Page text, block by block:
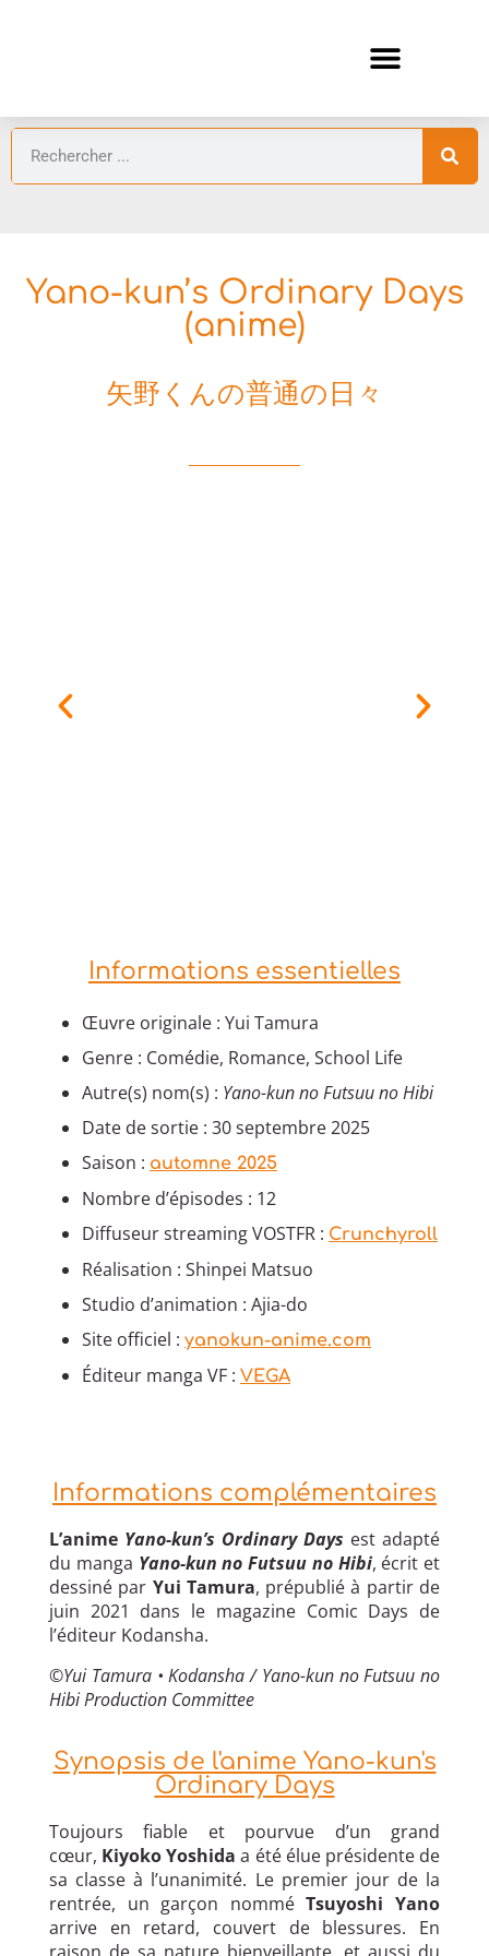
Yano-kun’s Ordinary Days
(anime)
矢野くんの普通の日々
Informations essentielles
Œuvre originale : Yui Tamura
Genre : Comédie, Romance, School Life
Autre(s) nom(s) : Yano-kun no Futsuu no Hibi
Date de sortie : 30 septembre 2025
Saison : automne 2025
Nombre d’épisodes : 12
Diffuseur streaming VOSTFR : Crunchyroll
Réalisation : Shinpei Matsuo
Studio d’animation : Ajia-do
Site officiel : yanokun-anime.com
Éditeur manga VF : VEGA
Informations complémentaires
L’anime Yano-kun’s Ordinary Days est adapté
du manga Yano-kun no Futsuu no Hibi, écrit et
dessiné par Yui Tamura, prépublié à partir de
juin 2021 dans le magazine Comic Days de
l’éditeur Kodansha.
©Yui Tamura • Kodansha / Yano-kun no Futsuu no
Hibi Production Committee
Synopsis de l'anime Yano-kun's
Ordinary Days
Toujours fiable et pourvue d’un grand
cœur, Kiyoko Yoshida a été élue présidente de
sa classe à l’unanimité. Le premier jour de la
rentrée, un garçon nomméTsuyoshi Yano
arrive en retard, couvert de blessures. En